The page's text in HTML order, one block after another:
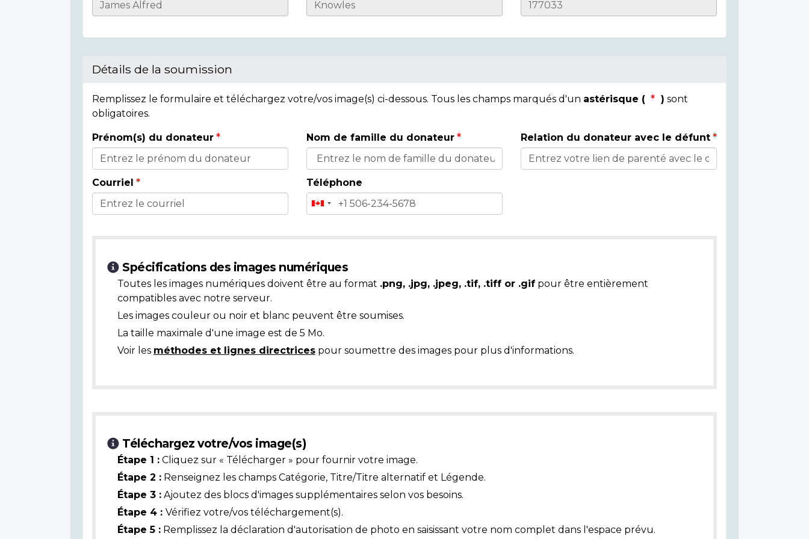
Informations
l'individu
Détails de la soumission
Remplissez le formulaire et téléchargez votre/vos image(s) ci-dessous. Tous les champs marqués d'un astérisque ( ) sont
obligatoires.
Détails
du
donateur
Prénom(s) du donateur Nom de famille du donateur Relation du donateur avec le défunt
Courriel Téléphone
Spécifications des images numériques
Toutes les images numériques doivent être au format .png, .jpg, .jpeg, .tif, .tiff or .gif pour être entièrement
compatibles avec notre serveur.
Les images couleur ou noir et blanc peuvent être soumises.
La taille maximale d'une image est de 5 Mo.
Voir les méthodes et lignes directrices pour soumettre des images pour plus d'informations.
Téléchargez votre/vos image(s)
Étape 1 : Cliquez sur « Télécharger » pour fournir votre image.
Étape 2 : Renseignez les champs Catégorie, Titre/Titre alternatif et Légende.
Étape 3 : Ajoutez des blocs d'images supplémentaires selon vos besoins.
Étape 4 : Vérifiez votre/vos téléchargement(s).
Étape 5 : Remplissez la déclaration d'autorisation de photo en saisissant votre nom complet dans l'espace prévu.